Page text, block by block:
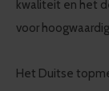
kwaliteit en het
voor
Het Duitse